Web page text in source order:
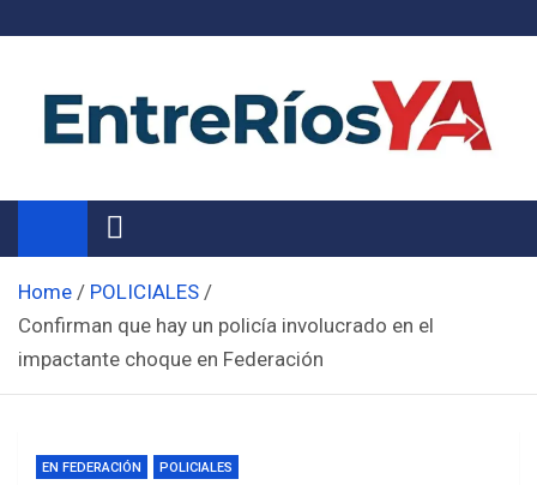
Noticias de Entre Ríos
Información de toda la provincia ahora
Home
POLICIALES
Confirman que hay un policía involucrado en el
impactante choque en Federación
EN FEDERACIÓN POLICIALES